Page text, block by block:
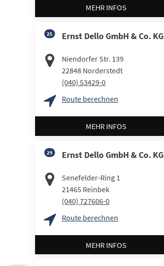
MEHR INFOS
25 Ernst Dello GmbH & Co. KG
Niendorfer Str. 139
22848 Norderstedt
(040) 53429-0
Route berechnen
MEHR INFOS
29 Ernst Dello GmbH & Co. KG
Senefelder-Ring 1
21465 Reinbek
(040) 727606-0
Route berechnen
MEHR INFOS